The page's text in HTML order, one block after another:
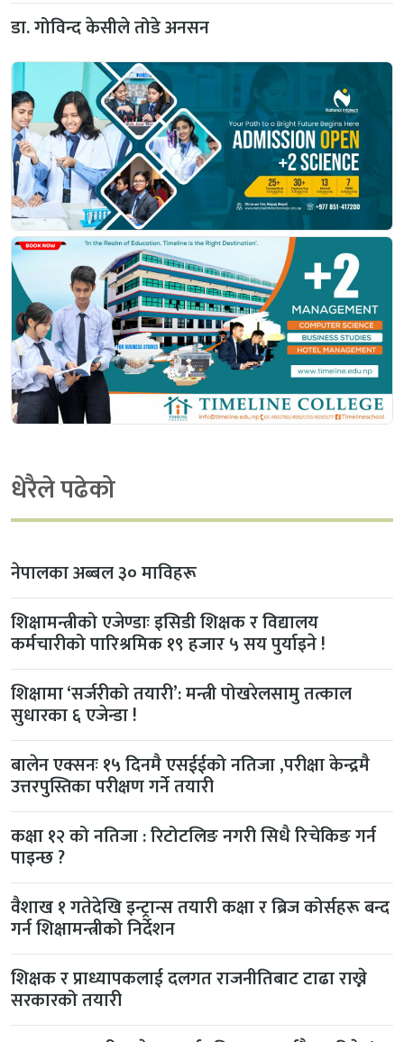
डा. गोविन्द केसीले तोडे अनसन
धेरैले पढेको
नेपालका अब्बल ३० माविहरू
शिक्षामन्त्रीको एजेण्डाः इसिडी शिक्षक र विद्यालय
कर्मचारीको पारिश्रमिक १९ हजार ५ सय पुर्याइने !
शिक्षामा ‘सर्जरीको तयारी’: मन्त्री पोखरेलसामु तत्काल
सुधारका ६ एजेन्डा !
बालेन एक्सनः १५ दिनमै एसईईको नतिजा ,परीक्षा केन्द्रमै
उत्तरपुस्तिका परीक्षण गर्ने तयारी
कक्षा १२ को नतिजा : रिटोटलिङ नगरी सिधै रिचेकिङ गर्न
पाइन्छ ?
वैशाख १ गतेदेखि इन्ट्रान्स तयारी कक्षा र ब्रिज कोर्सहरू बन्द
गर्न शिक्षामन्त्रीको निर्देशन
शिक्षक र प्राध्यापकलाई दलगत राजनीतिबाट टाढा राख्ने
सरकारको तयारी